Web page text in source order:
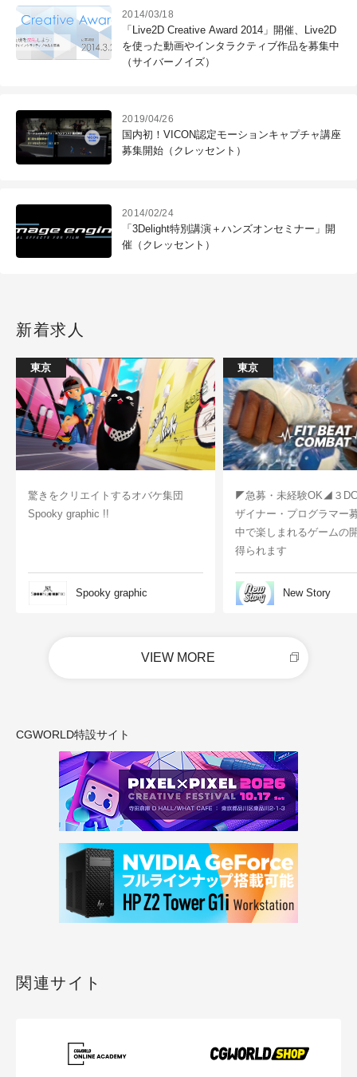
2014/03/18
「Live2D Creative Award 2014」開催、Live2D
を使った動画やインタラクティブ作品を募集中
（サイバーノイズ）
2019/04/26
国内初！VICON認定モーションキャプチャ講座
募集開始（クレッセント）
2014/02/24
「3Delight特別講演＋ハンズオンセミナー」開
催（クレッセント）
新着求人
東京
驚きをクリエイトするオバケ集団
Spooky graphic !!
Spooky graphic
東京
◤急募・未経験OK◢３
ザイナー・プログラマー
中で楽しまれるゲームの
得られます
New Story
VIEW MORE
CGWORLD特設サイト
関連サイト